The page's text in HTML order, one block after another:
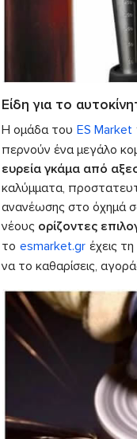
Είδη για το
Η ομάδα του ES Market
περνούν ένα μεγάλο
ευρεία γκάμα από
καλύμματα,
ανανέωσης στο όχημά
νέους ορίζοντες
το esmarket.gr έχεις
να το καθαρίσεις,